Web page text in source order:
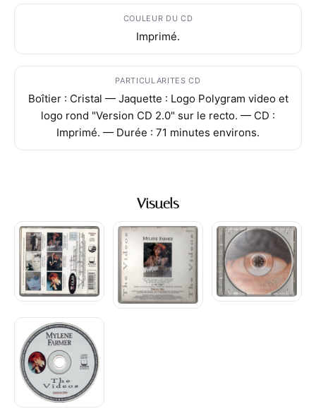
COULEUR DU CD
Imprimé.
PARTICULARITES CD
Boîtier : Cristal — Jaquette : Logo Polygram video et
logo rond "Version CD 2.0" sur le recto. — CD :
Imprimé. — Durée : 71 minutes environs.
Visuels